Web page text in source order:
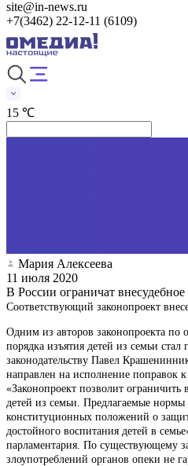
site@in-news.ru
+7(3462) 22-12-11 (6109)
15 ℃
Мария Алексеева
11 июля 2020
В России ограничат внесудебное
Соответствующий законопроект
Одним из авторов законопроекта по
порядка изъятия детей из семьи стал
законодательству Павел
направлен на исполнение поправок
«Законопроект позволит ограничить
детей из семьи. Предлагаемые
конституционных положений о
достойного воспитания детей в
парламентария. По существующему
злоупотреблений органов опеки не